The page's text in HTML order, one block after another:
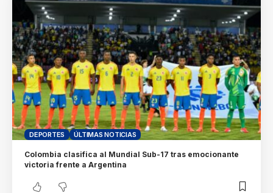
DEPORTES ÚLTIMAS NOTICIAS
Colombia clasifica al Mundial Sub-17 tras emocionante
victoria frente a Argentina